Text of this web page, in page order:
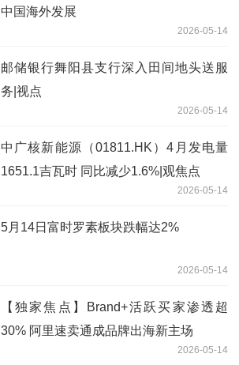
中国海外发展
2026-05-14
邮储银行舞阳县支行深入田间地头送服
务|视点
2026-05-14
中广核新能源（01811.HK）4月发电量
1651.1吉瓦时 同比减少1.6%|观焦点
2026-05-14
5月14日富时罗素板块跌幅达2%
2026-05-14
【独家焦点】Brand+活跃买家渗透超
30% 阿里速卖通成品牌出海新主场
2026-05-14